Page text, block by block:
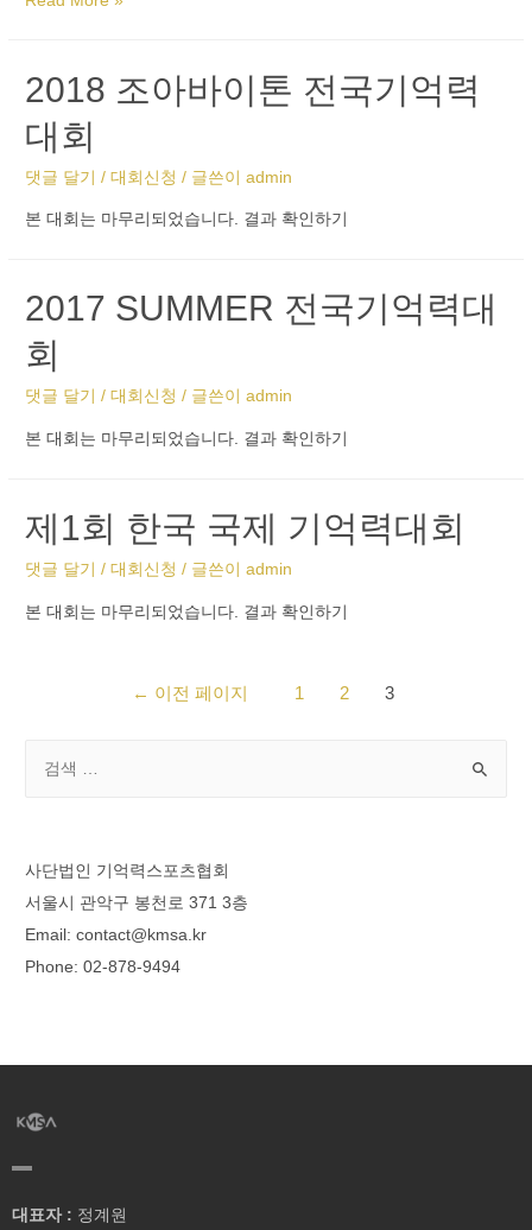
2018 조아바이톤 전국기억력
대회
댓글 달기 /대회신청 / 글쓴이admin
본 대회는 마무리되었습니다. 결과 확인하기
2017 SUMMER 전국기억력대
회
댓글 달기 /대회신청 / 글쓴이admin
본 대회는 마무리되었습니다. 결과 확인하기
제1회 한국 국제 기억력대회
댓글 달기 /대회신청 / 글쓴이admin
본 대회는 마무리되었습니다. 결과 확인하기
← 이전 페이지 1 2 3
사단법인 기억력스포츠협회
서울시 관악구 봉천로 371 3층
Email: contact@kmsa.kr
Phone: 02-878-9494
대표자 : 정계원